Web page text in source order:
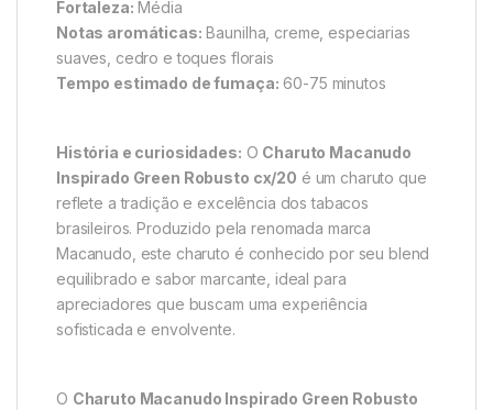
Fortaleza: Média
Notas aromáticas: Baunilha, creme, especiarias
suaves, cedro e toques florais
Tempo estimado de fumaça: 60-75 minutos
História e curiosidades: O Charuto Macanudo
Inspirado Green Robusto cx/20 é um charuto que
reflete a tradição e excelência dos tabacos
brasileiros. Produzido pela renomada marca
Macanudo, este charuto é conhecido por seu blend
equilibrado e sabor marcante, ideal para
apreciadores que buscam uma experiência
sofisticada e envolvente.
O Charuto Macanudo Inspirado Green Robusto